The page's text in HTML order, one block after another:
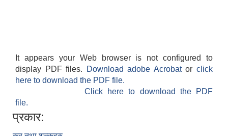
It appears your Web browser is not configured to
display PDF files.
Download adobe Acrobatorclick
here to download the PDF file.
Click here to download the PDF
file.
प्रकार: